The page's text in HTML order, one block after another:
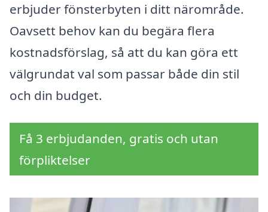
erbjuder fönsterbyten i ditt närområde.
Oavsett behov kan du begära flera
kostnadsförslag, så att du kan göra ett
välgrundat val som passar både din stil
och din budget.
Få 3 erbjudanden, gratis och utan
förpliktelser